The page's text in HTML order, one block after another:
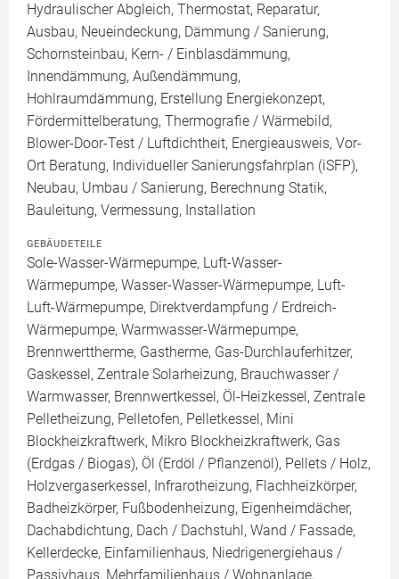
Hydraulischer Abgleich, Thermostat, Reparatur,
Ausbau, Neueindeckung, Dämmung / Sanierung,
Schornsteinbau, Kern- / Einblasdämmung,
Innendämmung, Außendämmung,
Hohlraumdämmung, Erstellung Energiekonzept,
Fördermittelberatung, Thermografie / Wärmebild,
Blower-Door-Test / Luftdichtheit, Energieausweis, Vor-
Ort Beratung, Individueller Sanierungsfahrplan (iSFP),
Neubau, Umbau / Sanierung, Berechnung Statik,
Bauleitung, Vermessung, Installation
GEBÄUDETEILE
Sole-Wasser-Wärmepumpe, Luft-Wasser-
Wärmepumpe, Wasser-Wasser-Wärmepumpe, Luft-
Luft-Wärmepumpe, Direktverdampfung / Erdreich-
Wärmepumpe, Warmwasser-Wärmepumpe,
Brennwerttherme, Gastherme, Gas-Durchlauferhitzer,
Gaskessel, Zentrale Solarheizung, Brauchwasser /
Warmwasser, Brennwertkessel, Öl-Heizkessel, Zentrale
Pelletheizung, Pelletofen, Pelletkessel, Mini
Blockheizkraftwerk, Mikro Blockheizkraftwerk, Gas
(Erdgas / Biogas), Öl (Erdöl / Pflanzenöl), Pellets / Holz,
Holzvergaserkessel, Infrarotheizung, Flachheizkörper,
Badheizkörper, Fußbodenheizung, Eigenheimdächer,
Dachabdichtung, Dach / Dachstuhl, Wand / Fassade,
Kellerdecke, Einfamilienhaus, Niedrigenergiehaus /
Passivhaus, Mehrfamilienhaus / Wohnanlage,